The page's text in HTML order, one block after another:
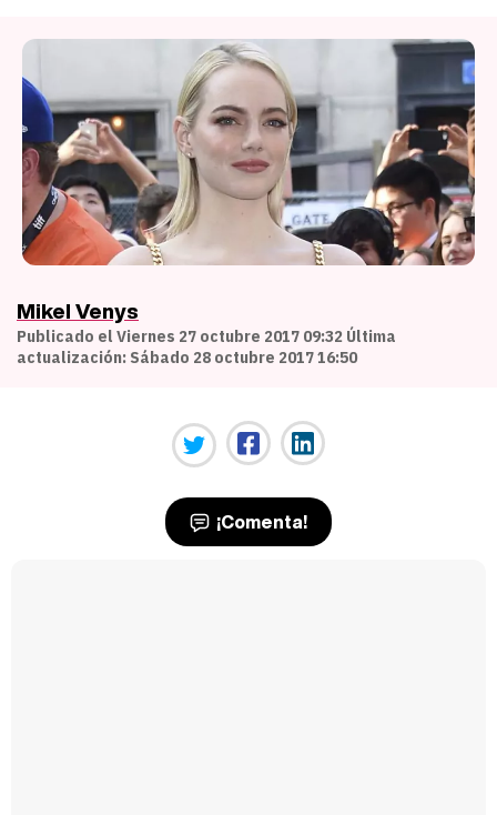
Mikel Venys
Publicado el Viernes 27 octubre 2017 09:32 Última
actualización: Sábado 28 octubre 2017 16:50
¡Comenta!